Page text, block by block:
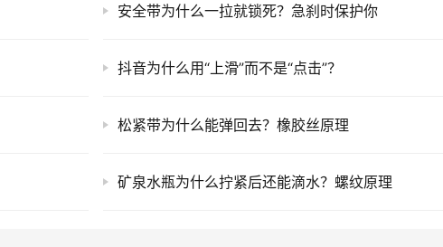
安全带为什么一拉就锁死？急刹时保护你
抖音为什么用“上滑”而不是“点击”？
松紧带为什么能弹回去？橡胶丝原理
矿泉水瓶为什么拧紧后还能滴水？螺纹原理